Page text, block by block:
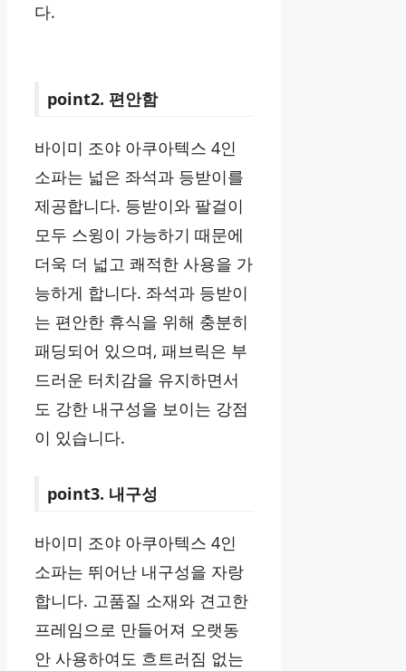
다.
point2. 편안함
바이미 조야 아쿠아텍스 4인
소파는 넓은 좌석과 등받이를
제공합니다. 등받이와 팔걸이
모두 스윙이 가능하기 때문에
더욱 더 넓고 쾌적한 사용을 가
능하게 합니다. 좌석과 등받이
는 편안한 휴식을 위해 충분히
패딩되어 있으며, 패브릭은 부
드러운 터치감을 유지하면서
도 강한 내구성을 보이는 강점
이 있습니다.
point3. 내구성
바이미 조야 아쿠아텍스 4인
소파는 뛰어난 내구성을 자랑
합니다. 고품질 소재와 견고한
프레임으로 만들어져 오랫동
안 사용하여도 흐트러짐 없는